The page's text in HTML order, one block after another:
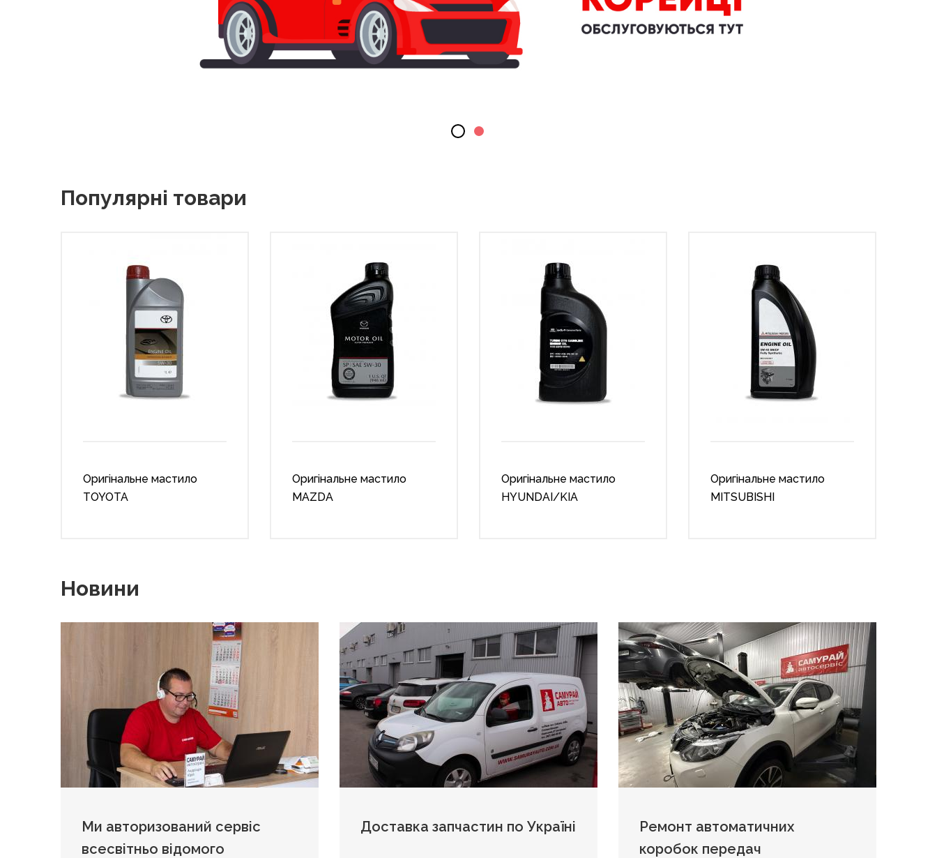
Популярні товари
Оригінальне мастило
TOYOTA
Оригінальне мастило
MAZDA
Оригінальне мастило
HYUNDAI/KIA
Оригінальне мастило
MITSUBISHI
Новини
Ми авторизований сервіс
всесвітньо відомого
Доставка запчастин по Україні
Ремонт автоматичних
коробок передач